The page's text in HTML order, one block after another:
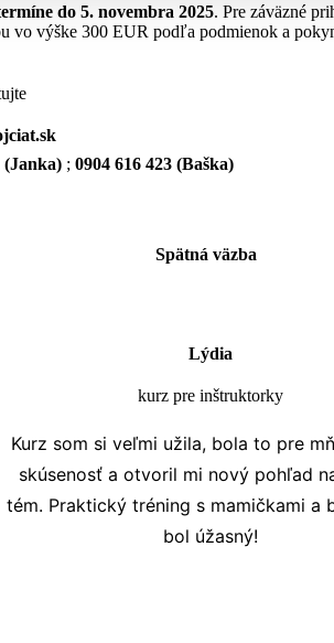
do 5. novembra 2025. Pre záväzné
vo výške 300 EUR podľa
(Janka) ; 0904 616 423 (Baška)
Spätná väzba
Lýdia
kurz pre inštruktorky
Kurz som si veľmi užila, bola to pre
skúsenosť a otvoril mi nový pohľad
tém. Praktický tréning s mamičkami a
bol úžasný!